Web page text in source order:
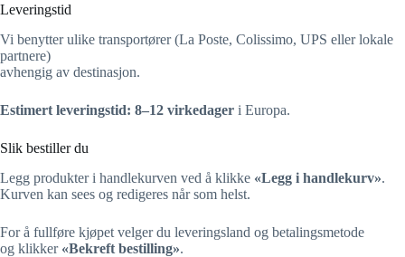
Leveringstid
Vi benytter ulike transportører (La Poste, Colissimo, UPS eller lokale
partnere)
avhengig av destinasjon.
Estimert leveringstid: 8–12 virkedager i Europa.
Slik bestiller du
Legg produkter i handlekurven ved å klikke «Legg i handlekurv».
Kurven kan sees og redigeres når som helst.
For å fullføre kjøpet velger du leveringsland og betalingsmetode
og klikker «Bekreft bestilling».